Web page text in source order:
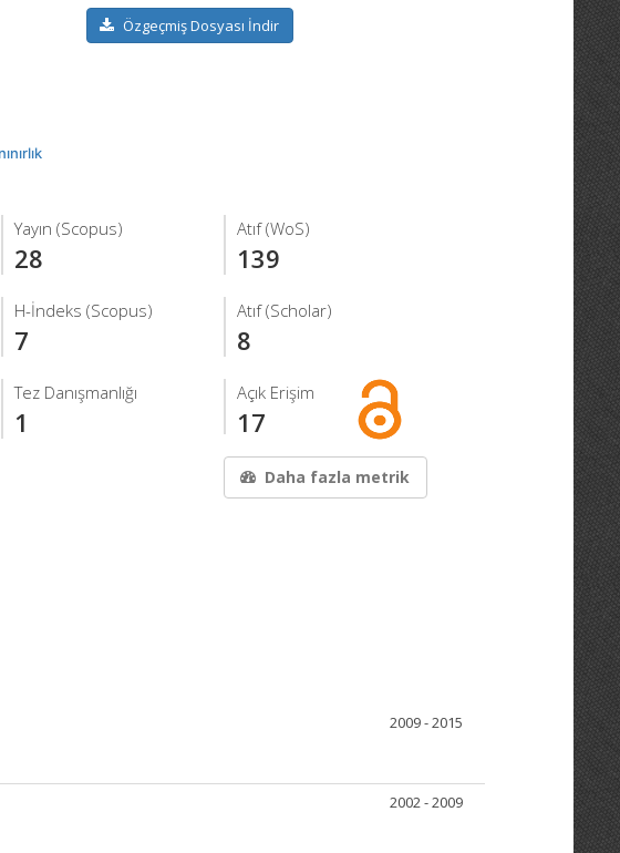
Özgeçmiş Dosyası İndir
Yayın (Scopus)
28
Atıf (WoS)
139
H-İndeks (Scopus)
7
Atıf (Scholar)
8
Tez Danışmanlığı
1
Açık Erişim
17
Daha fazla metrik
2009 - 2015
2002 - 2009